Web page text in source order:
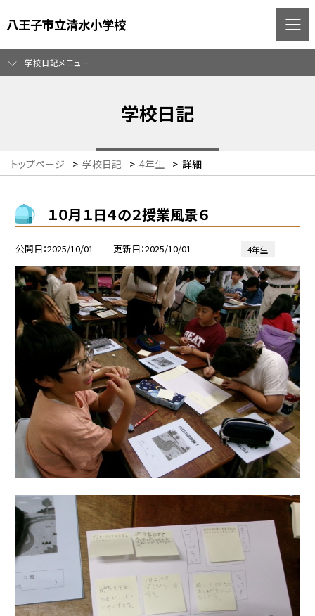
八王子市立清水小学校
学校日記メニュー
学校日記
トップページ > 学校日記 > 4年生 > 詳細
１０月１日４の２授業風景６
公開日 2025/10/01 更新日 2025/10/01 4年生